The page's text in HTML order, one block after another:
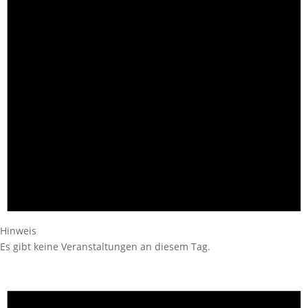
Hinweis
Es gibt keine Veranstaltungen an diesem Tag.